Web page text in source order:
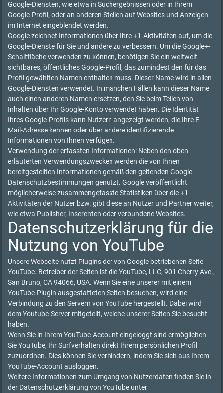
Google-Diensten, wie etwa in Suchergebnissen oder in Ihrem
Google-Profil, oder an anderen Stellen auf Websites und Anzeigen
im Internet eingeblendet werden.
Google zeichnet Informationen über Ihre +1-Aktivitäten auf, um die
Google-Dienste für Sie und andere zu verbessern. Um die Google+-
Schaltfläche verwenden zu können, benötigen Sie ein weltweit
sichtbares, öffentliches Google-Profil, das zumindest den für das
Profil gewählten Namen enthalten muss. Dieser Name wird in allen
Google-Diensten verwendet. In manchen Fällen kann dieser Name
auch einen anderen Namen ersetzen, den Sie beim Teilen von
Inhalten über Ihr Google-Konto verwendet haben. Die Identität
Ihres Google-Profils kann Nutzern angezeigt werden, die Ihre E-
Mail-Adresse kennen oder über andere identifizierende
Informationen von Ihnen verfügen.
Verwendung der erfassten Informationen: Neben den oben
erläuterten Verwendungszwecken werden die von Ihnen
bereitgestellten Informationen gemäß den geltenden Google-
Datenschutzbestimmungen genutzt. Google veröffentlicht
möglicherweise zusammengefasste Statistiken über die +1-
Aktivitäten der Nutzer bzw. gibt diese an Nutzer und Partner weiter,
wie etwa Publisher, Inserenten oder verbundene Websites.
Datenschutzerklärung für die
Nutzung von YouTube
Unsere Webseite nutzt Plugins der von Google betriebenen Seite
YouTube. Betreiber der Seiten ist die YouTube, LLC, 901 Cherry Ave.,
San Bruno, CA 94066, USA. Wenn Sie eine unserer mit einem
YouTube-Plugin ausgestatteten Seiten besuchen, wird eine
Verbindung zu den Servern von YouTube hergestellt. Dabei wird
dem Youtube-Server mitgeteilt, welche unserer Seiten Sie besucht
haben.
Wenn Sie in Ihrem YouTube-Account eingeloggt sind ermöglichen
Sie YouTube, Ihr Surfverhalten direkt Ihrem persönlichen Profil
zuzuordnen. Dies können Sie verhindern, indem Sie sich aus Ihrem
YouTube-Account ausloggen.
Weitere Informationen zum Umgang von Nutzerdaten finden Sie in
der Datenschutzerklärung von YouTube unter